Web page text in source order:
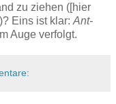
zu ziehen ([hier
Eins ist klar: Ant-
Auge verfolgt.